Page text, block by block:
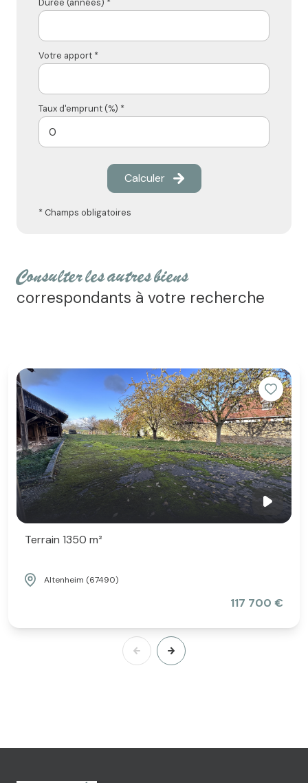
Durée (années) *
Votre apport *
Taux d'emprunt (%) *
Calculer
* Champs obligatoires
consulter les autres biens
correspondants à votre recherche
Terrain 1350 m²
Altenheim (67490)
117 700 €